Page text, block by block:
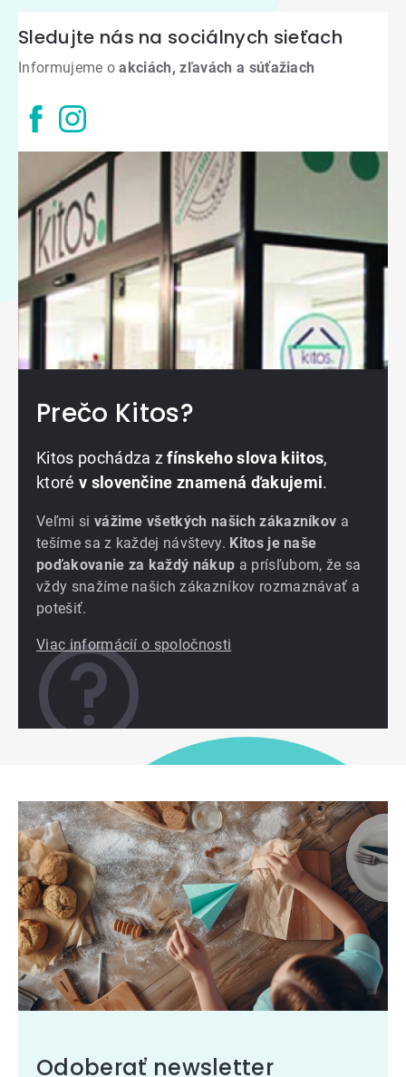
Sledujte nás na sociálnych sieťach
Informujeme oakciách, zľavách a súťažiach
Prečo Kitos?
Kitos pochádza zfínskeho slova kiitos,
ktoré v slovenčine znamená ďakujemi.
Veľmi si vážime všetkých našich zákazníkov a
tešíme sa z každej návštevy. Kitos je naše
poďakovanie za každý nákup a prísľubom, že sa
vždy snažíme našich zákazníkov rozmaznávať a
potešiť.
Viac informácií o spoločnosti
Odoberať newsletter